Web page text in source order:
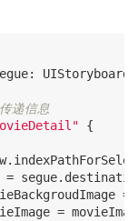
递信息
{
=
=